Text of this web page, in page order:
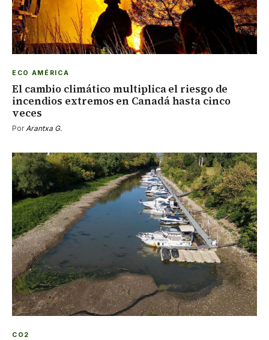
ECO AMÉRICA
El cambio climático multiplica el riesgo de
incendios extremos en Canadá hasta cinco
veces
Por Arantxa G.
CO2